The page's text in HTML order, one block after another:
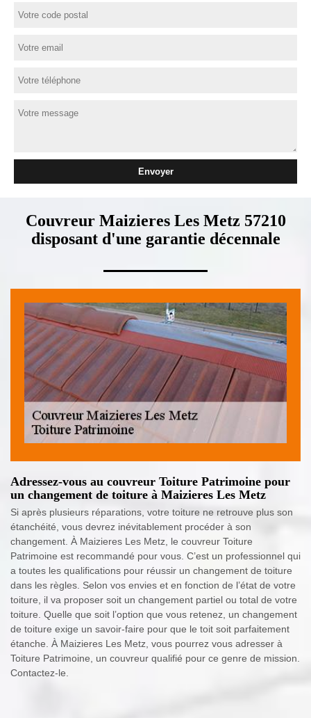
Couvreur Maizieres Les Metz 57210
disposant d'une garantie décennale
Adressez-vous au couvreur Toiture Patrimoine pour
un changement de toiture à Maizieres Les Metz
Si après plusieurs réparations, votre toiture ne retrouve plus son
étanchéité, vous devrez inévitablement procéder à son
changement. À Maizieres Les Metz, le couvreur Toiture
Patrimoine est recommandé pour vous. C’est un professionnel qui
a toutes les qualifications pour réussir un changement de toiture
dans les règles. Selon vos envies et en fonction de l’état de votre
toiture, il va proposer soit un changement partiel ou total de votre
toiture. Quelle que soit l’option que vous retenez, un changement
de toiture exige un savoir-faire pour que le toit soit parfaitement
étanche. À Maizieres Les Metz, vous pourrez vous adresser à
Toiture Patrimoine, un couvreur qualifié pour ce genre de mission.
Contactez-le.